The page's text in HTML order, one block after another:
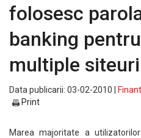
folosesc
banking
multiple siteuri
Data publicarii: 03-02-2010 |
Print
Marea majoritate a